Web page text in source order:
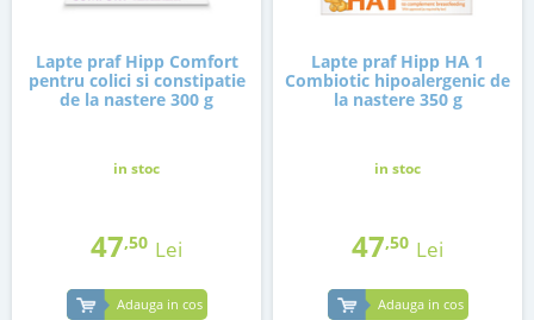
Lapte praf Hipp Comfort
pentru colici si constipatie
de la nastere 300 g
in stoc
47,50 Lei
Adauga in cos
Lapte praf Hipp HA 1
Combiotic hipoalergenic de
la nastere 350 g
in stoc
47,50 Lei
Adauga in cos